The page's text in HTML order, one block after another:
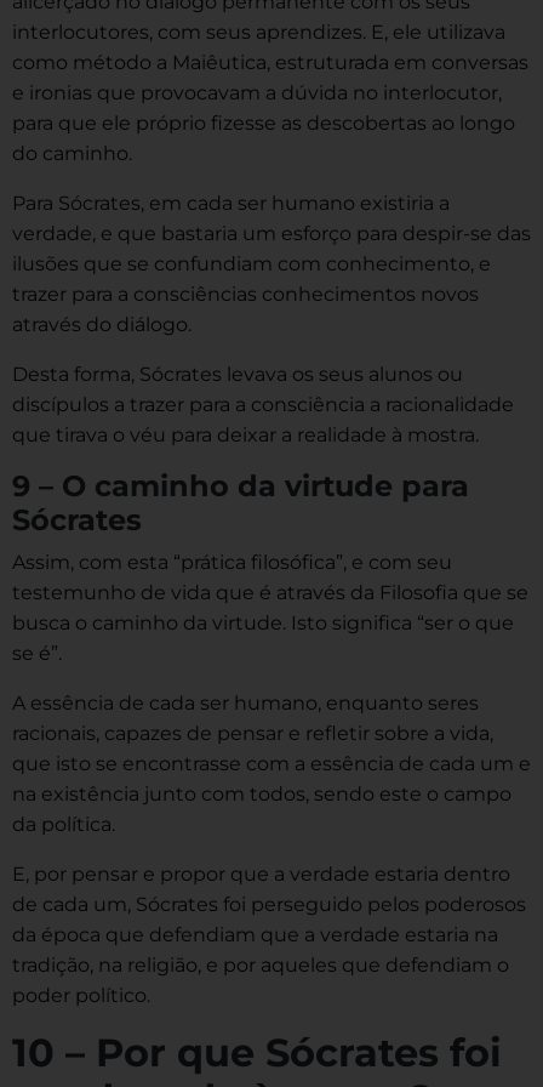
interlocutores, com seus aprendizes. E, ele utilizava
como método a Maiêutica, estruturada em conversas
e ironias que provocavam a dúvida no interlocutor,
para que ele próprio fizesse as descobertas ao longo
do caminho.
Para Sócrates, em cada ser humano existiria a
verdade, e que bastaria um esforço para despir-se das
ilusões que se confundiam com conhecimento, e
trazer para a consciências conhecimentos novos
através do diálogo.
Desta forma, Sócrates levava os seus alunos ou
discípulos a trazer para a consciência a racionalidade
que tirava o véu para deixar a realidade à mostra.
9 – O caminho da virtude para
Sócrates
Assim, com esta “prática filosófica”, e com seu
testemunho de vida que é através da Filosofia que se
busca o caminho da virtude. Isto significa “ser o que
se é”.
A essência de cada ser humano, enquanto seres
racionais, capazes de pensar e refletir sobre a vida,
que isto se encontrasse com a essência de cada um e
na existência junto com todos, sendo este o campo
da política.
E, por pensar e propor que a verdade estaria dentro
de cada um, Sócrates foi perseguido pelos poderosos
da época que defendiam que a verdade estaria na
tradição, na religião, e por aqueles que defendiam o
poder político.
10 – Por que Sócrates foi